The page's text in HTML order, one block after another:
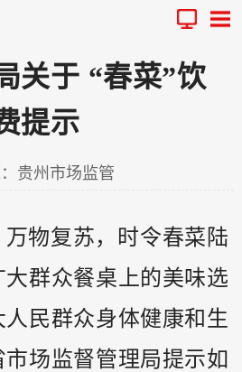
关于 “春菜”饮
提示
贵州市场监管
物复苏，时令春菜陆
群众餐桌上的美味选
民群众身体健康和生
市场监督管理局提示如